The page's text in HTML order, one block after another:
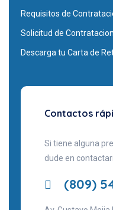
Requisitos de
Solicitud de
Descarga tu Carta de
Contactos
Si tiene alguna
dude en
(809)